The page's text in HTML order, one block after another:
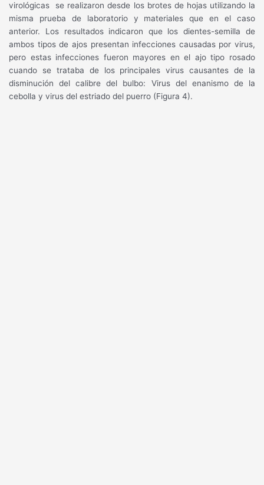
virológicas
se realizaron desde los brotes de hojas utilizando la
misma prueba de laboratorio y materiales que en el caso
anterior. Los resultados indicaron que los dientes-semilla de
ambos tipos de ajos presentan infecciones causadas por virus,
pero estas infecciones fueron mayores en el ajo tipo rosado
cuando se trataba de los principales virus causantes de la
disminución del calibre del bulbo: Virus del enanismo de la
cebolla y virus del estriado del puerro (Figura 4).